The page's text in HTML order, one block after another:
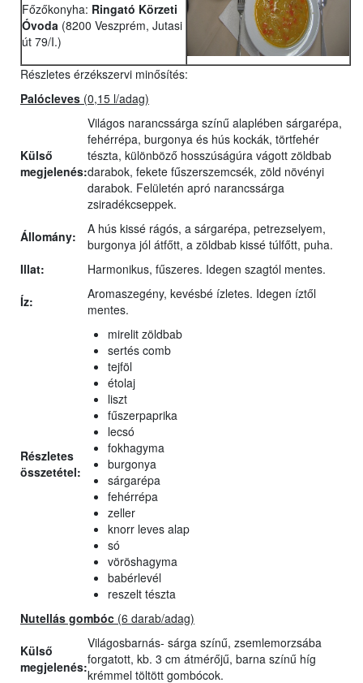
Főzőkonyha: Ringató Körzeti
Óvoda (8200 Veszprém, Jutasi
út 79/I.)
Részletes érzékszervi minősítés:
Palócleves (0,15 l/adag)
Külső
megjelenés:
Világos narancssárga színű alaplében sárgarépa,
fehérrépa, burgonya és hús kockák, törtfehér
tészta, különböző hosszúságúra vágott zöldbab
darabok, fekete fűszerszemcsék, zöld növényi
darabok. Felületén apró narancssárga
zsiradékcseppek.
Állomány:
A hús kissé rágós, a sárgarépa, petrezselyem,
burgonya jól átfőtt, a zöldbab kissé túlfőtt, puha.
Illat:
Harmonikus, fűszeres. Idegen szagtól mentes.
Íz:
Aromaszegény, kevésbé ízletes. Idegen íztől
mentes.
Részletes
összetétel:
mirelit zöldbab
sertés comb
tejföl
étolaj
liszt
fűszerpaprika
lecsó
fokhagyma
burgonya
sárgarépa
fehérrépa
zeller
knorr leves alap
só
vöröshagyma
babérlevél
reszelt tészta
Nutellás gombóc (6 darab/adag)
Külső
megjelenés:
Világosbarnás- sárga színű, zsemlemorzsába
forgatott, kb. 3 cm átmérőjű, barna színű híg
krémmel töltött gombócok.